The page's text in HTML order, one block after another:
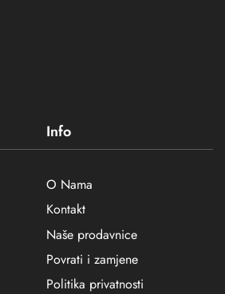
Info
O Nama
Kontakt
Naše prodavnice
Povrati i zamjene
Politika privatnosti